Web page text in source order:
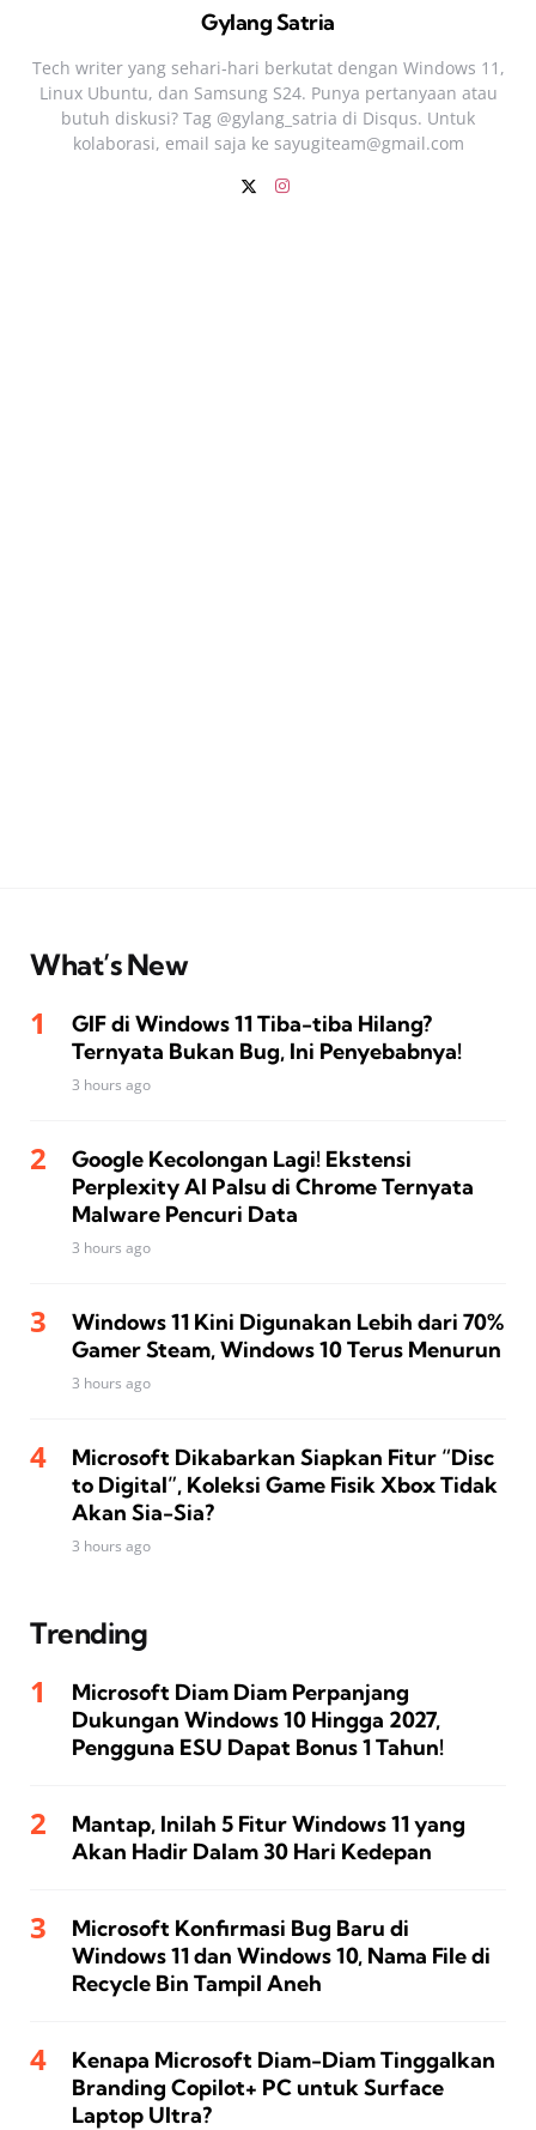
Gylang Satria
Tech writer yang sehari‑hari berkutat dengan Windows 11,
Linux Ubuntu, dan Samsung S24. Punya pertanyaan atau
butuh diskusi? Tag @gylang_satria di Disqus. Untuk
kolaborasi, email saja ke sayugiteam@gmail.com
What’s New
GIF di Windows 11 Tiba-tiba Hilang?
Ternyata Bukan Bug, Ini Penyebabnya!
3 hours ago
Google Kecolongan Lagi! Ekstensi
Perplexity AI Palsu di Chrome Ternyata
Malware Pencuri Data
3 hours ago
Windows 11 Kini Digunakan Lebih dari 70%
Gamer Steam, Windows 10 Terus Menurun
3 hours ago
Microsoft Dikabarkan Siapkan Fitur “Disc
to Digital”, Koleksi Game Fisik Xbox Tidak
Akan Sia-Sia?
3 hours ago
Trending
Microsoft Diam Diam Perpanjang
Dukungan Windows 10 Hingga 2027,
Pengguna ESU Dapat Bonus 1 Tahun!
Mantap, Inilah 5 Fitur Windows 11 yang
Akan Hadir Dalam 30 Hari Kedepan
Microsoft Konfirmasi Bug Baru di
Windows 11 dan Windows 10, Nama File di
Recycle Bin Tampil Aneh
Kenapa Microsoft Diam-Diam Tinggalkan
Branding Copilot+ PC untuk Surface
Laptop Ultra?